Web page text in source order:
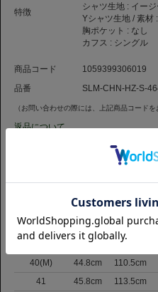
特徴
シャツ生地 : イー
Yシャツ生地 / 素材 :
胸ポケット : なし
カフス : シングル
商品コード
1059399306019
品番
SLM-CHN-HZ-S-
（お問い合わせの際には、上記商品コードを
返品について
42.8cm 103.5cm
38(S)
43.3cm 105.5cm
43.8cm 107.5cm
40(M)
44.8cm 110.5cm
41
45.8cm 113.5cm